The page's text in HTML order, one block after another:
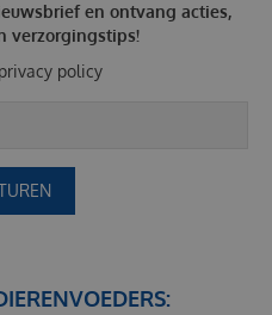
en ontvang acties,
verzorgingstips!
privacy policy